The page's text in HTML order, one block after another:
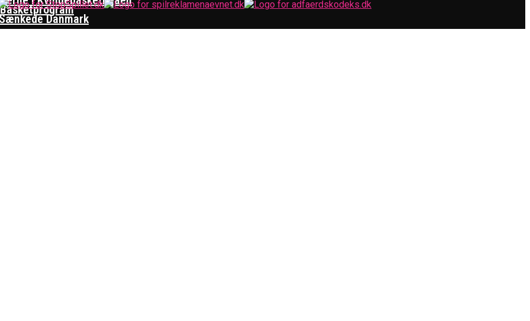
I Basketball Champions League
Danmark
“Vi Trives Godt Som Underdogs”
For Mig At Repræsentere Danmark”
Møder FC Barcelona I Minicopa Endesa´s Semifinale
Fortsætter Karrieren I Schweiz
Til Bundesligaen
Til NBA Summer League
Sensation Mod Mægtige Real Madrid I Spansk U18-Kvartfinale
Alle Vinderne